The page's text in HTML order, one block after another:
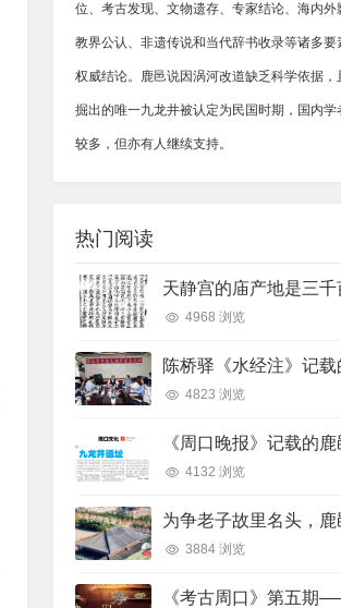
位、考古发现、文物遗存、专家结论、海内外
教界公认、非遗传说和当代辞书收录等诸多要
权威结论。鹿邑说因涡河改道缺乏科学依据，
掘出的唯一九龙井被认定为民国时期，国内学
较多，但亦有人继续支持。
热门阅读
4968 浏览
4823 浏览
4132 浏览
3884 浏览